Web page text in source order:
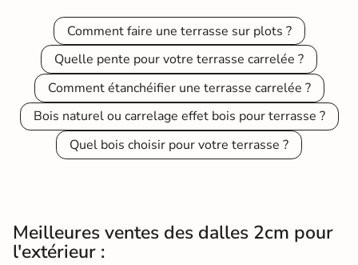
Comment faire une terrasse sur plots ?
Quelle pente pour votre terrasse carrelée ?
Comment étanchéifier une terrasse carrelée ?
Bois naturel ou carrelage effet bois pour terrasse ?
Quel bois choisir pour votre terrasse ?
Meilleures ventes des dalles 2cm pour
l'extérieur :